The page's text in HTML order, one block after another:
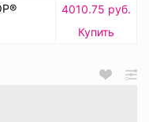
4010.75 руб.
Купить